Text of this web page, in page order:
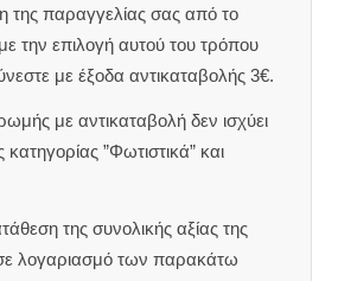
της παραγγελίας σας από το
την επιλογή αυτού του τρόπου
με έξοδα αντικαταβολής 3€.
με αντικαταβολή δεν ισχύει
κατηγορίας ”Φωτιστικά” και
της συνολικής αξίας της
λογαριασμό των παρακάτω